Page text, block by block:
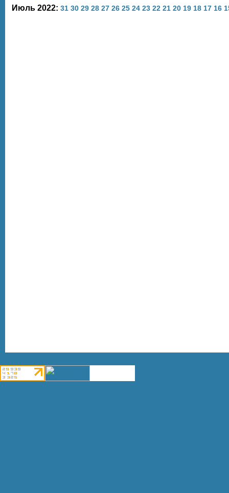
Июль 2022: 31 30 29 28 27 26 25 24 23 22 21 20 19 18 17 16